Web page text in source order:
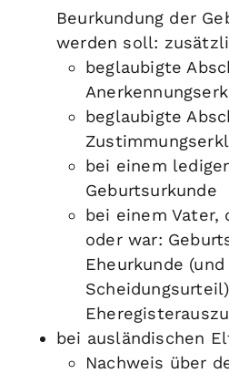
Beurkundung der
werden soll:
beglaubigte
beglaubigte
bei einem
Geburtsurkunde
bei einem
oder war:
Eheurkunde
bei ausländischen
Nachweis über